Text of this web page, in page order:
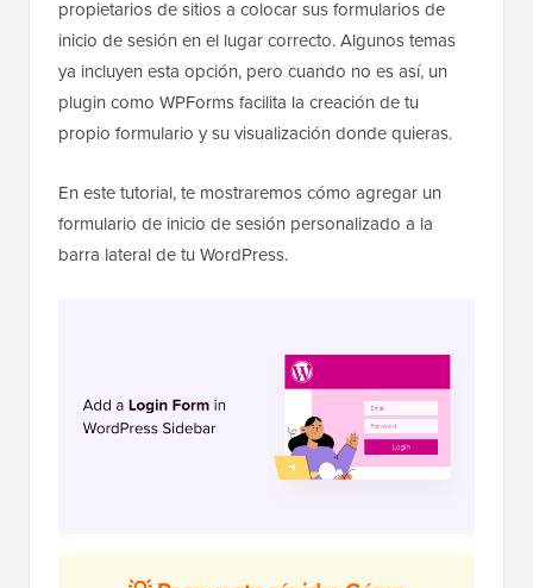
propietarios de sitios a colocar sus formularios de
inicio de sesión en el lugar correcto. Algunos temas
ya incluyen esta opción, pero cuando no es así, un
plugin como WPForms facilita la creación de tu
propio formulario y su visualización donde quieras.
En este tutorial, te mostraremos cómo agregar un
formulario de inicio de sesión personalizado a la
barra lateral de tu WordPress.